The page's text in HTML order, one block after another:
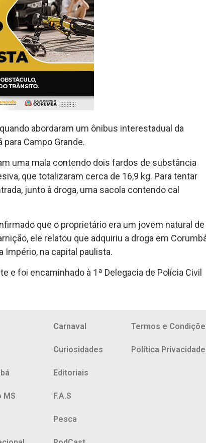
abordaram um ônibus interestadual da
Campo Grande.
uma mala contendo dois fardos de substância
que totalizaram cerca de 16,9 kg. Para tentar
junto à droga, uma sacola contendo cal
que o proprietário era um jovem natural de
ele relatou que adquiriu a droga em
Império, na capital paulista.
e foi encaminhado à 1ª Delegacia de Polícia Civil
MS
Carnaval
Curiosidades
Editoriais
F.A.S
Pesca
Termos e
Política Privacidade